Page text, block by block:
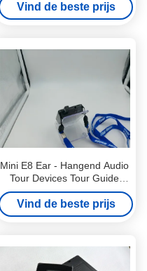
Koptelefoonsysteem
Lithiumbatterij
Vind de beste prijs
Mini E8 Ear - Hangend Audio
Tour Devices Tour Guide
Audio Systeem Voor
Toeristen Receptie
Vind de beste prijs